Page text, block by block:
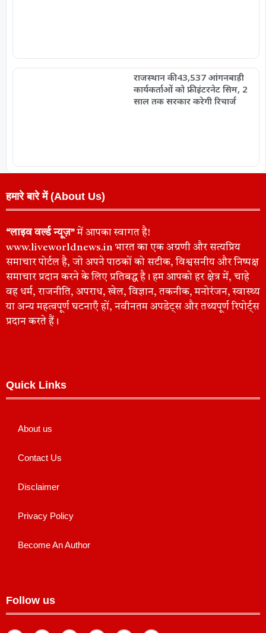
राजस्थान की 43,537 आंगनबाड़ी
कार्यकर्ताओं को फ्री इंटरनेट सिम, 2
साल तक सरकार करेगी रिचार्ज
हमारे बारे में (About Us)
“लाइव वर्ल्ड न्यूज़”में आपका स्वागत है!
www.liveworldnews.in भारत का एक अग्रणी और सत्यप्रिय
समाचार पोर्टल है, जो अपने पाठकों को सटीक, विश्वसनीय और निष्पक्ष
समाचार प्रदान करने के लिए प्रतिबद्ध है। हम आपको हर क्षेत्र में, चाहे
वह धर्म, राजनीति, अपराध, खेल, विज्ञान, तकनीक, मनोरंजन, स्वास्थ्य
या अन्य महत्वपूर्ण घटनाएँ हों, नवीनतम अपडेट्स और तथ्यपूर्ण रिपोर्ट्स
प्रदान करते हैं।
Quick Links
About us
Contact Us
Disclaimer
Privacy Policy
Become An Author
Follow us